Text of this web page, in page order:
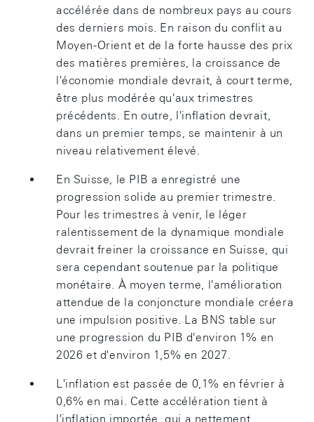
accélérée dans de nombreux pays au cours
des derniers mois. En raison du conflit au
Moyen-Orient et de la forte hausse des prix
des matières premières, la croissance de
l'économie mondiale devrait, à court terme,
être plus modérée qu'aux trimestres
précédents. En outre, l'inflation devrait,
dans un premier temps, se maintenir à un
niveau relativement élevé.
En Suisse, le PIB a enregistré une
progression solide au premier trimestre.
Pour les trimestres à venir, le léger
ralentissement de la dynamique mondiale
devrait freiner la croissance en Suisse, qui
sera cependant soutenue par la politique
monétaire. À moyen terme, l'amélioration
attendue de la conjoncture mondiale créera
une impulsion positive. La BNS table sur
une progression du PIB d'environ 1% en
2026 et d'environ 1,5% en 2027.
L'inflation est passée de 0,1% en février à
0,6% en mai. Cette accélération tient à
l'inflation importée, qui a nettement